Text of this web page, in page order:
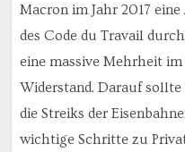
Macron im Jahr 2017
des Code du Travail
eine massive Mehrheit
Widerstand. Darauf
die Streiks der
wichtige Schritte zu